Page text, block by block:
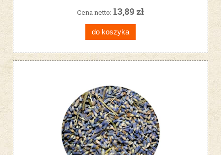
Cena netto: 13,89 zł
do koszyka